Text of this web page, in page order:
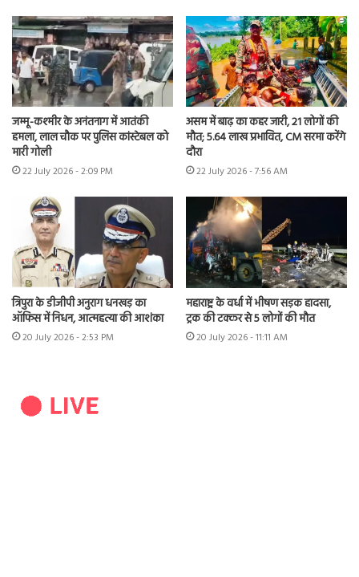
जम्मू-कश्मीर के अनंतनाग में आतंकी
हमला, लाल चौक पर पुलिस कांस्टेबल को
मारी गोली
22 July 2026 - 2:09 PM
असम में बाढ़ का कहर जारी, 21 लोगों की
मौत; 5.64 लाख प्रभावित, CM सरमा करेंगे
दौरा
22 July 2026 - 7:56 AM
त्रिपुरा के डीजीपी अनुराग धनखड़ का
ऑफिस में निधन, आत्महत्या की आशंका
20 July 2026 - 2:53 PM
महाराष्ट्र के वर्धा में भीषण सड़क हादसा,
ट्रक की टक्कर से 5 लोगों की मौत
20 July 2026 - 11:11 AM